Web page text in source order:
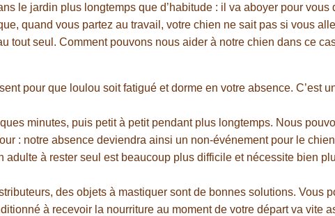
le jardin plus longtemps que d’habitude : il va aboyer pour vous
quand vous partez au travail, votre chien ne sait pas si vous
tout seul. Comment pouvons nous aider à notre chien dans ce
pour que loulou soit fatigué et dorme en votre absence. C’est
minutes, puis petit à petit pendant plus longtemps. Nous
: notre absence deviendra ainsi un non-événement pour le
à rester seul est beaucoup plus difficile et nécessite bien
des objets à mastiquer sont de bonnes solutions. Vous
à recevoir la nourriture au moment de votre départ va vite